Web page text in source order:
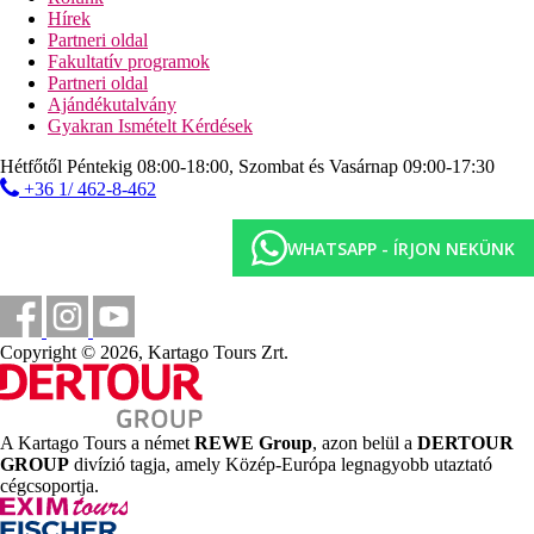
Sport és szórakozás ingyenesen
alkalmanként esti programok
fitneszterem
teniszpálya
minifoci
Ellátás
Reggeli, félpanzió vagy teljes panzió. Minden étkezés
büférendszerben.
Szálláshely besorolás
Az adott ország hivatalos besorolása: 5*.
Távolságok
500 m
Hírek
Partneri oldal
Fakultatív programok
Partneri oldal
Ajándékutalvány
Gyakran Ismételt Kérdések
Hétfőtől Péntekig 08:00-18:00, Szombat és Vasárnap 09:00-17:30
+36 1/ 462-8-462
WHATSAPP - ÍRJON NEKÜNK
Copyright © 2026, Kartago Tours Zrt.
A Kartago Tours a német REWE Group, azon belül a DERTOUR
GROUP divízió tagja, amely Közép-Európa legnagyobb utaztató
cégcsoportja.